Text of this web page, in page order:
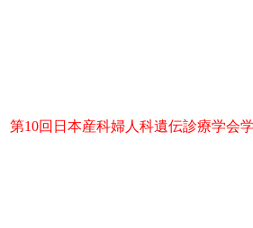
10回日本産科婦人科遺伝診療学会